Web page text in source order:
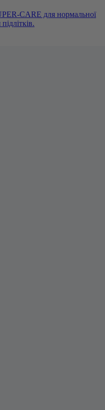
CARE для нормальної